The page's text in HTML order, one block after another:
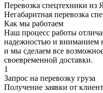
Перевозка спецтехники из
Негабаритная перевозка
Как мы работаем
Наш процесс работы
надежностью и вниманием
и мы сделаем все
своевременной доставки.
1
Запрос на перевозку груза
Получение заявки от